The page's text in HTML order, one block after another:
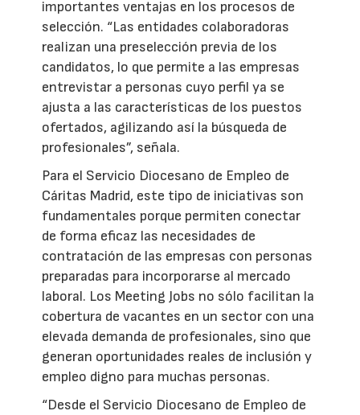
importantes ventajas en los procesos de
selección. “Las entidades colaboradoras
realizan una preselección previa de los
candidatos, lo que permite a las empresas
entrevistar a personas cuyo perfil ya se
ajusta a las características de los puestos
ofertados, agilizando así la búsqueda de
profesionales”, señala.
Para el Servicio Diocesano de Empleo de
Cáritas Madrid, este tipo de iniciativas son
fundamentales porque permiten conectar
de forma eficaz las necesidades de
contratación de las empresas con personas
preparadas para incorporarse al mercado
laboral. Los Meeting Jobs no sólo facilitan la
cobertura de vacantes en un sector con una
elevada demanda de profesionales, sino que
generan oportunidades reales de inclusión y
empleo digno para muchas personas.
“Desde el Servicio Diocesano de Empleo de